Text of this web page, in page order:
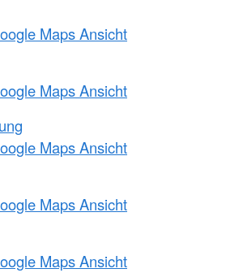
Maps Ansicht
Maps Ansicht
Maps Ansicht
Maps Ansicht
Maps Ansicht